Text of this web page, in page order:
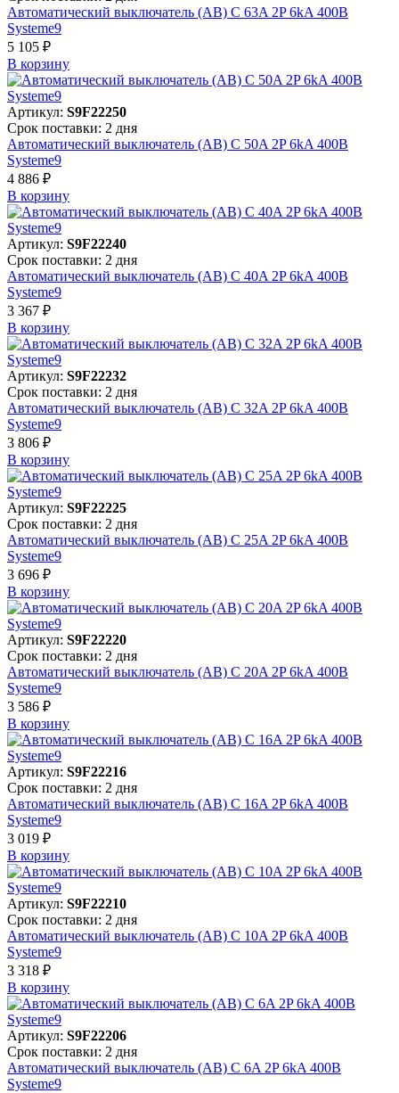
Автоматический выключатель (АВ) C 63A 2P 6kA 400В
Systeme9
5 105 ₽
В корзинy
Артикул: S9F22250
Срок поставки: 2 дня
Автоматический выключатель (АВ) C 50A 2P 6kA 400В
Systeme9
4 886 ₽
В корзинy
Артикул: S9F22240
Срок поставки: 2 дня
Автоматический выключатель (АВ) C 40A 2P 6kA 400В
Systeme9
3 367 ₽
В корзинy
Артикул: S9F22232
Срок поставки: 2 дня
Автоматический выключатель (АВ) C 32A 2P 6kA 400В
Systeme9
3 806 ₽
В корзинy
Артикул: S9F22225
Срок поставки: 2 дня
Автоматический выключатель (АВ) C 25A 2P 6kA 400В
Systeme9
3 696 ₽
В корзинy
Артикул: S9F22220
Срок поставки: 2 дня
Автоматический выключатель (АВ) C 20A 2P 6kA 400В
Systeme9
3 586 ₽
В корзинy
Артикул: S9F22216
Срок поставки: 2 дня
Автоматический выключатель (АВ) C 16A 2P 6kA 400В
Systeme9
3 019 ₽
В корзинy
Артикул: S9F22210
Срок поставки: 2 дня
Автоматический выключатель (АВ) C 10A 2P 6kA 400В
Systeme9
3 318 ₽
В корзинy
Артикул: S9F22206
Срок поставки: 2 дня
Автоматический выключатель (АВ) C 6A 2P 6kA 400В
Systeme9